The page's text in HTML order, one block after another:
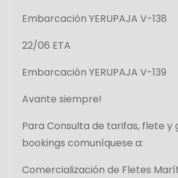
Embarcación YERUPAJA V-138
22/06 ETA
Embarcación YERUPAJA V-139
Avante siempre!
Para Consulta de tarifas, flete y
bookings comuníquese a:
Comercialización de Fletes